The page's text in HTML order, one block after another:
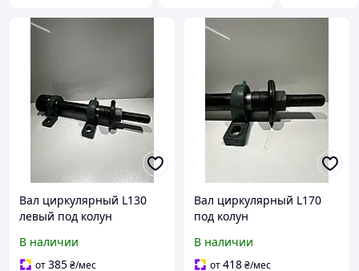
Вал циркулярный L130
левый под колун
В наличии
от385₴/мес
Вал циркулярный L170
под колун
В наличии
от418₴/мес